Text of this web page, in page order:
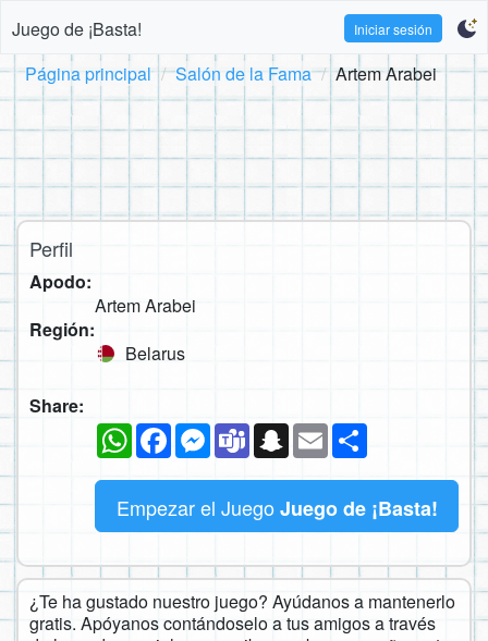
Juego de ¡Basta! Iniciar sesión
Página principal Salón de la Fama Artem Arabei
Perfil
Apodo:
Artem Arabei
Región:
Belarus
Share:
WhatsAppFacebookMessenger
TeamsSnapchat
Email
Empezar el Juego Juego de ¡Basta!
¿Te ha gustado nuestro juego? Ayúdanos a mantenerlo
gratis. Apóyanos contándoselo a tus amigos a través